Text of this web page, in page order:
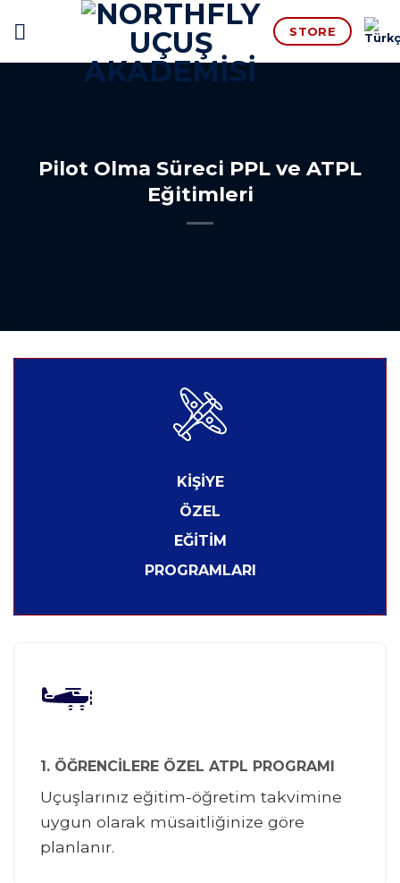
STORE
Pilot Olma Süreci PPL ve ATPL
Eğitimleri
KİŞİYE
ÖZEL
EĞİTİM
PROGRAMLARI
1. ÖĞRENCİLERE ÖZEL ATPL PROGRAMI
Uçuşlarınız eğitim-öğretim takvimine
uygun olarak müsaitliğinize göre
planlanır.